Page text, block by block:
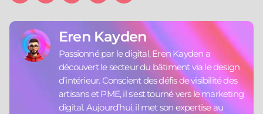
Eren Kayden
Passionné par le digital, Eren Kayden a
découvert le secteur du bâtiment via le design
d’intérieur. Conscient des défis de visibilité des
artisans et PME, il s'est tourné vers le marketing
digital. Aujourd’hui, il met son expertise au